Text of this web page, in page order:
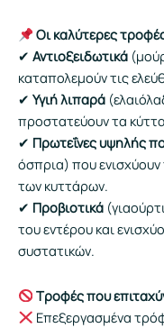
Οι καλύτερες
✔ Αντιοξειδωτικά
καταπολεμούν τις
✔ Υγιή λιπαρά
προστατεύουν τα
✔ Πρωτεΐνες υψηλής
όσπρια) που
των κυττάρων.
✔ Προβιοτικά
του εντέρου και
συστατικών.
Τροφές που
Επεξεργασμένα